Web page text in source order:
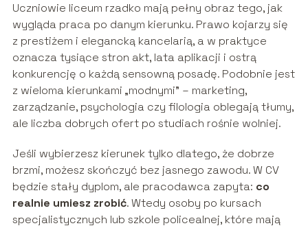
Uczniowie liceum rzadko mają pełny obraz tego, jak
wygląda praca po danym kierunku. Prawo kojarzy się
z prestiżem i elegancką kancelarią, a w praktyce
oznacza tysiące stron akt, lata aplikacji i ostrą
konkurencję o każdą sensowną posadę. Podobnie jest
z wieloma kierunkami „modnymi” – marketing,
zarządzanie, psychologia czy filologia oblegają tłumy,
ale liczba dobrych ofert po studiach rośnie wolniej.
Jeśli wybierzesz kierunek tylko dlatego, że dobrze
brzmi, możesz skończyć bez jasnego zawodu. W CV
będzie stały dyplom, ale pracodawca zapyta: co
realnie umiesz zrobić. Wtedy osoby po kursach
specjalistycznych lub szkole policealnej, które mają